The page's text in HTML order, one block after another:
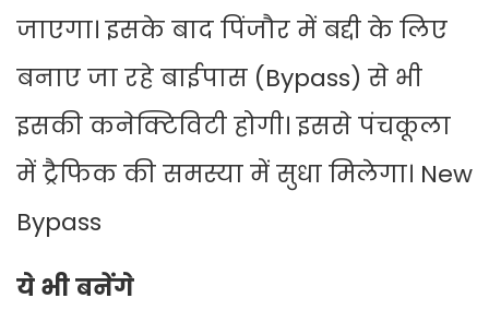
जाएगा। इसके बाद पिंजौर में बद्दी के लिए
बनाए जा रहे बाईपास (Bypass) से भी
इसकी कनेक्टिविटी होगी। इससे पंचकूला
में ट्रैफिक की समस्या में सुधा मिलेगा। New
Bypass
ये भी बनेंगे